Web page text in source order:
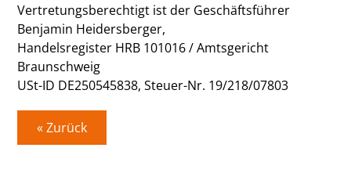
« Zurück
Vertretungsberechtigt ist der Geschäftsführer
Benjamin Heidersberger,
Handelsregister HRB 101016 / Amtsgericht
Braunschweig
USt-ID DE250545838, Steuer-Nr. 19/218/07803